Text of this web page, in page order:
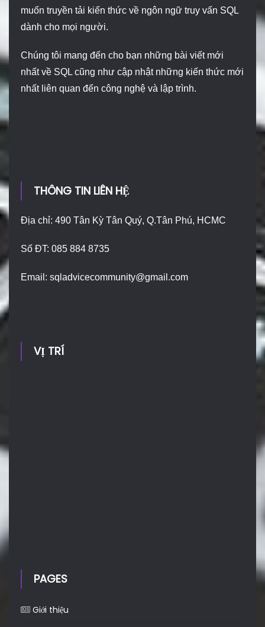
muốn truyền tải kiến thức về ngôn ngữ truy vấn SQL
dành cho mọi người.
Chúng tôi mang đến cho bạn những bài viết mới
nhất về SQL cũng như cập nhật những kiến thức mới
nhất liên quan đến công nghệ và lập trình.
THÔNG TIN LIÊN HỆ
Địa chỉ: 490 Tân Kỳ Tân Quý, Q.Tân Phú, HCMC
Số ĐT: 085 884 8735
Email:sqladvicecommunity@gmail.com
VỊ TRÍ
PAGES
Giới thiệu